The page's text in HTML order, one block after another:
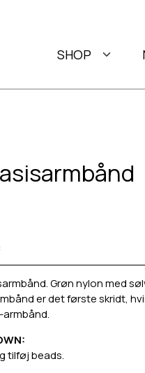
SHOP
Grøn nylon med
er det første skridt,
armbånd.
tilføj beads.